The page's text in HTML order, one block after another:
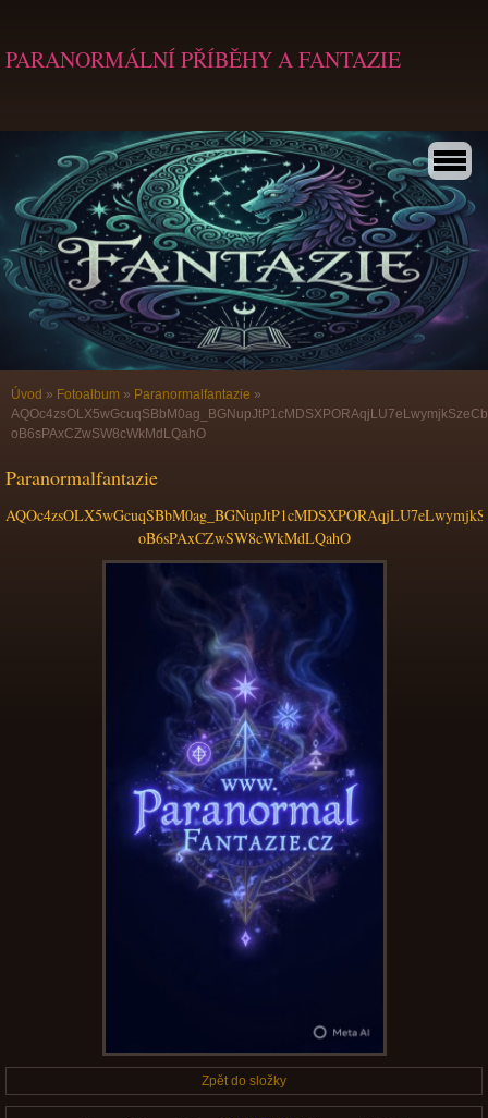
PARANORMÁLNÍ PŘÍBĚHY A FANTAZIE
Úvod » Fotoalbum » Paranormalfantazie »
oB6sPAxCZwSW8cWkMdLQahO
Paranormalfantazie
oB6sPAxCZwSW8cWkMdLQahO
Zpět do složky